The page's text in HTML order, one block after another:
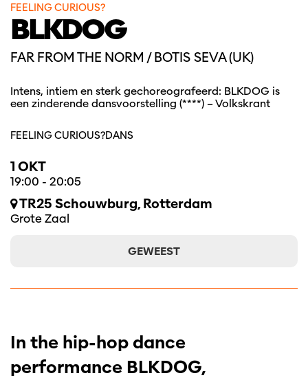
BLKDOG
FAR FROM THE NORM / BOTIS SEVA (UK)
FEELING CURIOUS?
Intens, intiem en sterk gechoreografeerd: BLKDOG is
een zinderende dansvoorstelling (****) – Volkskrant
FEELING CURIOUS?DANS
1 OKT
19:00 - 20:05
TR25 Schouwburg, Rotterdam
Grote Zaal
GEWEEST
In the hip-hop dance
performance BLKDOG,